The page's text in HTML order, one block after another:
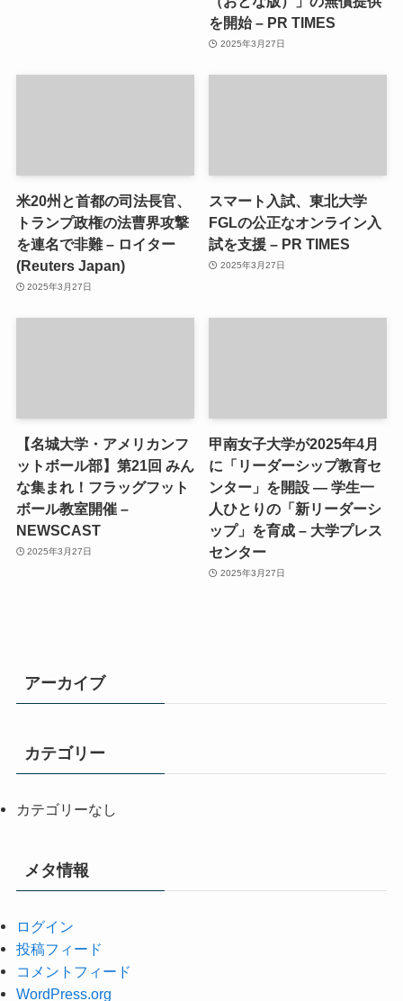
を開始 – PR TIMES
2025年3月27日
米20州と首都の司法長官、
トランプ政権の法曹界攻撃
を連名で非難 – ロイター
(Reuters Japan)
2025年3月27日
スマート入試、東北大学
FGLの公正なオンライン入
試を支援 – PR TIMES
2025年3月27日
【名城大学・アメリカンフ
ットボール部】第21回 みん
な集まれ！フラッグフット
ボール教室開催 –
NEWSCAST
2025年3月27日
甲南女子大学が2025年4月
に「リーダーシップ教育セ
ンター」を開設 ― 学生一
人ひとりの「新リーダーシ
ップ」を育成 – 大学プレス
センター
2025年3月27日
アーカイブ
カテゴリー
カテゴリーなし
メタ情報
ログイン
投稿フィード
コメントフィード
WordPress.org